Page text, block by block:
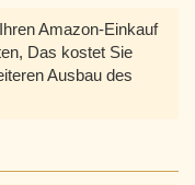
Amazon-Einkauf
Das kostet Sie
Ausbau des